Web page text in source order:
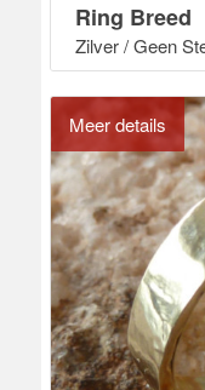
Ring Breed
Zilver / Geen
Meer details